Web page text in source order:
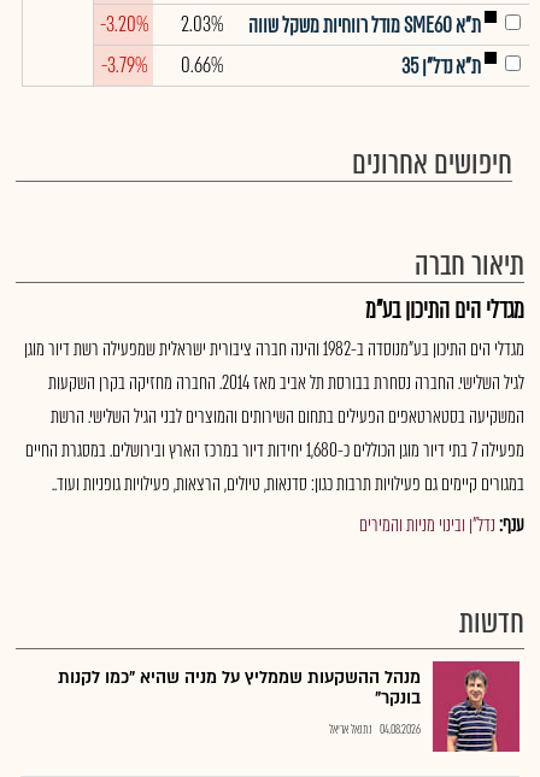
ת"א SME60 מודל רווחיות משקל שווה
2.03%
-3.20%
ת"א נדל"ן 35
0.66%
-3.79%
חיפושים אחרונים
תיאור חברה
מגדלי הים התיכון בע"מ
מגדלי הים התיכון בע"מנוסדה ב-1982 והינה חברה ציבורית ישראלית שמפעילה רשת דיור מוגן
לגיל השלישי. החברה נסחרת בבורסת תל אביב מאז 2014. החברה מחזיקה בקרן השקעות
המשקיעה בסטארטאפים הפעילים בתחום השירותים והמוצרים לבני הגיל השלישי. הרשת
מפעילה 7 בתי דיור מוגן הכוללים כ-1,680 יחידות דיור במרכז הארץ ובירושלים. במסגרת החיים
במגורים קיימים גם פעילויות תרבות כגון: סדנאות, טיולים, הרצאות, פעילויות גופניות ועוד..
ענף:נדל"ן ובינוי מניות והמירים
חדשות
מנהל ההשקעות שממליץ על מניה שהיא "כמו לקנות
בונקר"
04.08.2026 נתנאל אריאל